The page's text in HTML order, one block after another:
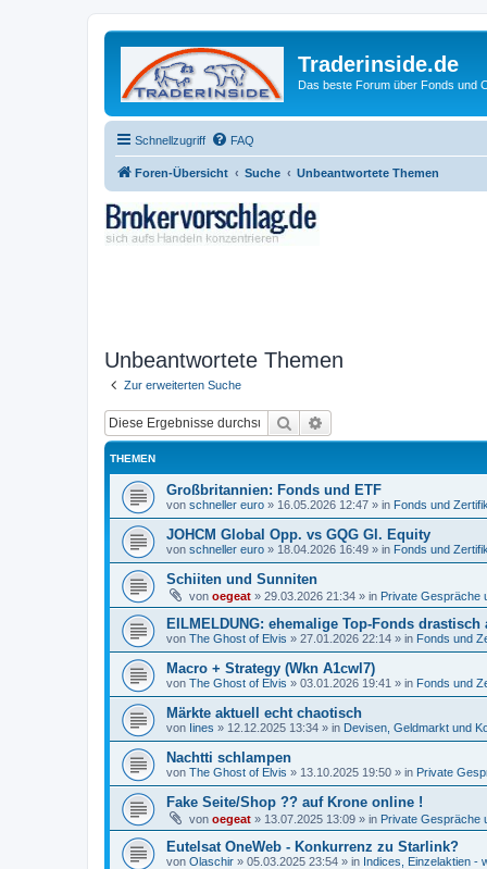
Traderinside.de
Das beste Forum über Fonds und
Schnellzugriff FAQ
Foren-Übersicht Suche Unbeantwortete Themen
Unbeantwortete Themen
Zur erweiterten Suche
Suche
THEMEN
Großbritannien: Fonds und ETF
von schneller euro » 16.05.2026 12:47 » in Fonds und
JOHCM Global Opp. vs GQG Gl. Equity
von schneller euro » 18.04.2026 16:49 » in Fonds und
Schiiten und Sunniten
von oegeat » 29.03.2026 21:34 » in Private Gespräche
EILMELDUNG: ehemalige Top-Fonds
von The Ghost of Elvis » 27.01.2026 22:14 » in Fonds und
Macro + Strategy (Wkn A1cwl7)
von The Ghost of Elvis » 03.01.2026 19:41 » in Fonds und
Märkte aktuell echt chaotisch
von Iines » 12.12.2025 13:34 » in Devisen, Geldmarkt und
Nachtti schlampen
von The Ghost of Elvis » 13.10.2025 19:50 » in Private
Fake Seite/Shop ?? auf Krone online !
von oegeat » 13.07.2025 13:09 » in Private Gespräche
Eutelsat OneWeb - Konkurrenz zu Starlink?
von Olaschir » 05.03.2025 23:54 » in Indices, Einzelaktien -